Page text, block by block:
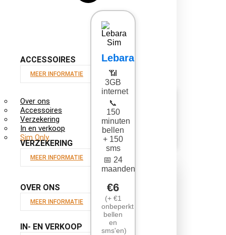
Over ons
Accessoires
Verzekering
In en verkoop
Sim Only
OVER ONS
MEER INFORMATIE
ACCESSOIRES
MEER INFORMATIE
VERZEKERING
MEER INFORMATIE
IN- EN VERKOOP
Lebara
📶
3GB
internet
📞
150
minuten
bellen
+ 150
sms
📅 24
maanden
€6
(+ €1
onbeperkt
bellen
en
sms'en)